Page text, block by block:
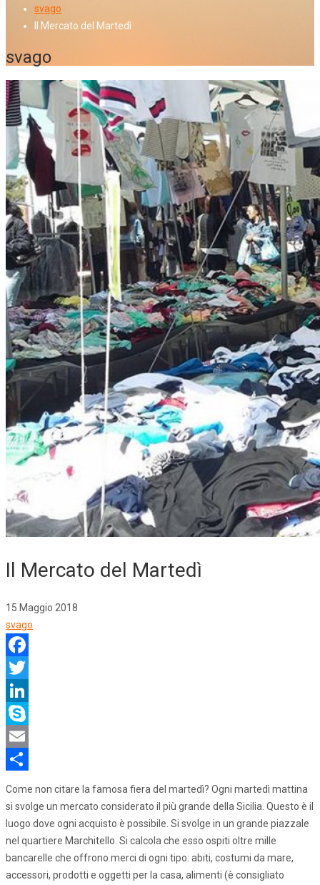
svago
Il Mercato del Martedì
svago
Il Mercato del Martedì
15 Maggio 2018
svago
Facebook
Twitter
LinkedIn
Skype
Email
Come non citare la famosa fiera del martedì? Ogni martedì mattina
si svolge un mercato considerato il più grande della Sicilia. Questo è il
luogo dove ogni acquisto è possibile. Si svolge in un grande piazzale
nel quartiere Marchitello. Si calcola che esso ospiti oltre mille
bancarelle che offrono merci di ogni tipo: abiti, costumi da mare,
accessori, prodotti e oggetti per la casa, alimenti (è consigliato